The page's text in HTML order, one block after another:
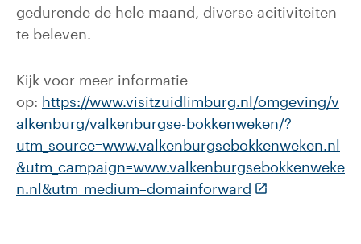
gedurende de hele maand, diverse acitiviteiten
te beleven.
Kijk voor meer informatie
op: https://www.visitzuidlimburg.nl/omgeving/v
alkenburg/valkenburgse-bokkenweken/?
utm_source=www.valkenburgsebokkenweken.nl
&utm_campaign=www.valkenburgsebokkenweke
n.nl&utm_medium=domainforward (Deze link gaat